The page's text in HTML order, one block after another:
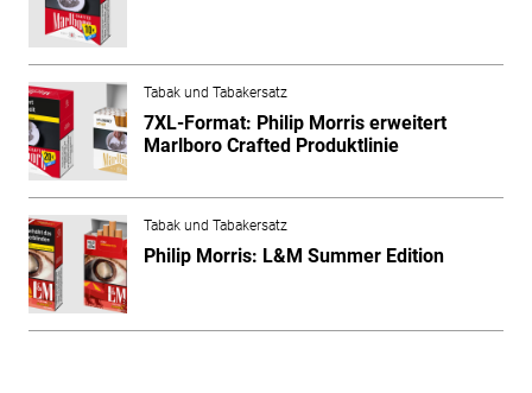
Tabak und Tabakersatz
7XL-Format: Philip Morris erweitert
Marlboro Crafted Produktlinie
Tabak und Tabakersatz
Philip Morris: L&M Summer Edition